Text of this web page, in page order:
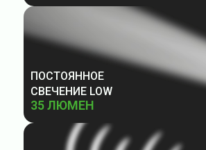
ПОСТОЯННОЕ
СВЕЧЕНИЕ LOW
35 ЛЮМЕН